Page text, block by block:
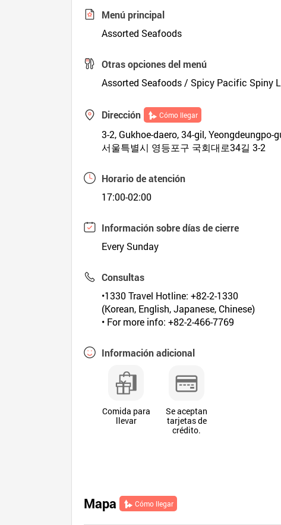
Menú principal
Assorted Seafoods
Otras opciones del menú
Assorted Seafoods / Spicy Pacific Spiny
Dirección Cómo llegar
3-2, Gukhoe-daero, 34-gil, Yeongdeungpo-
서울특별시 영등포구 국회대로34길 3-2
Horario de atención
17:00-02:00
Información sobre días de cierre
Every Sunday
Consultas
•1330 Travel Hotline: +82-2-1330
(Korean, English, Japanese, Chinese)
• For more info: +82-2-466-7769
Información adicional
Comida para
llevar
Se aceptan
tarjetas de
crédito.
Mapa Cómo llegar